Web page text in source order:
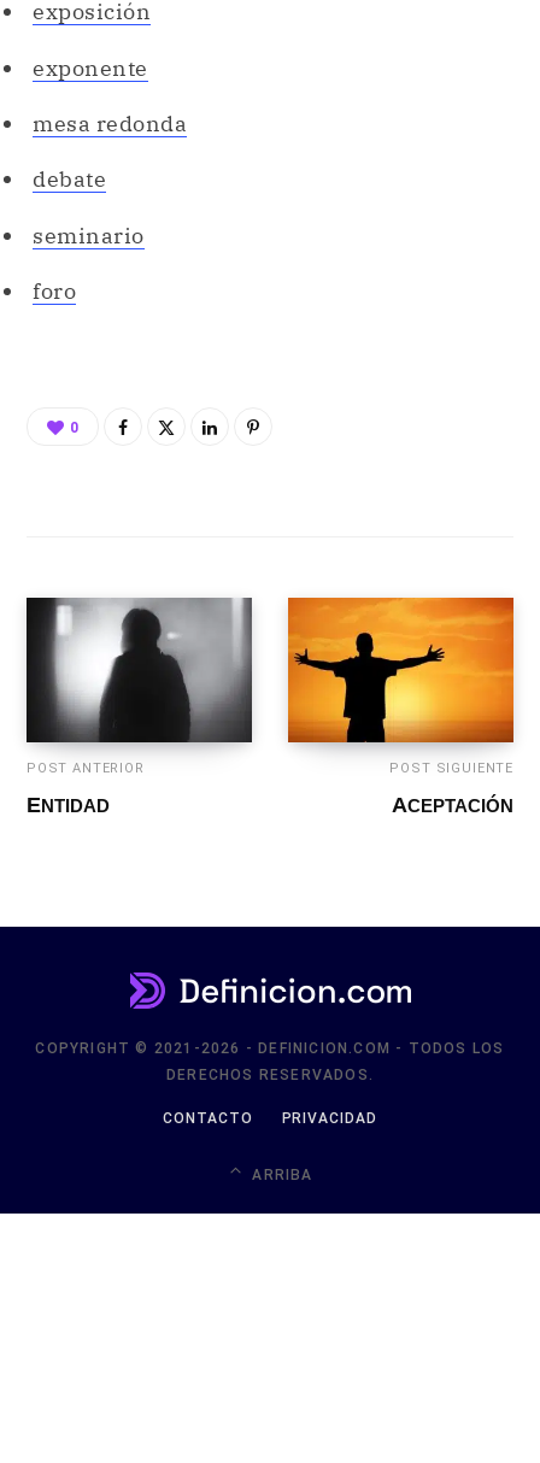
exposición
exponente
mesa redonda
debate
seminario
foro
0
POST ANTERIOR
ENTIDAD
POST SIGUIENTE
ACEPTACIÓN
COPYRIGHT © 2021-2026 - DEFINICION.COM - TODOS LOS
DERECHOS RESERVADOS.
CONTACTO PRIVACIDAD
ARRIBA